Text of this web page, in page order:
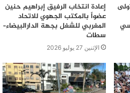
إعادة انتخاب الرفيق إبراهيم حنين
عضواً بالمكتب الجهوي للاتحاد
المغربي للشغل بجهة الدارالبيضاء–
سطات
الإثنين 27 يوليو 2026